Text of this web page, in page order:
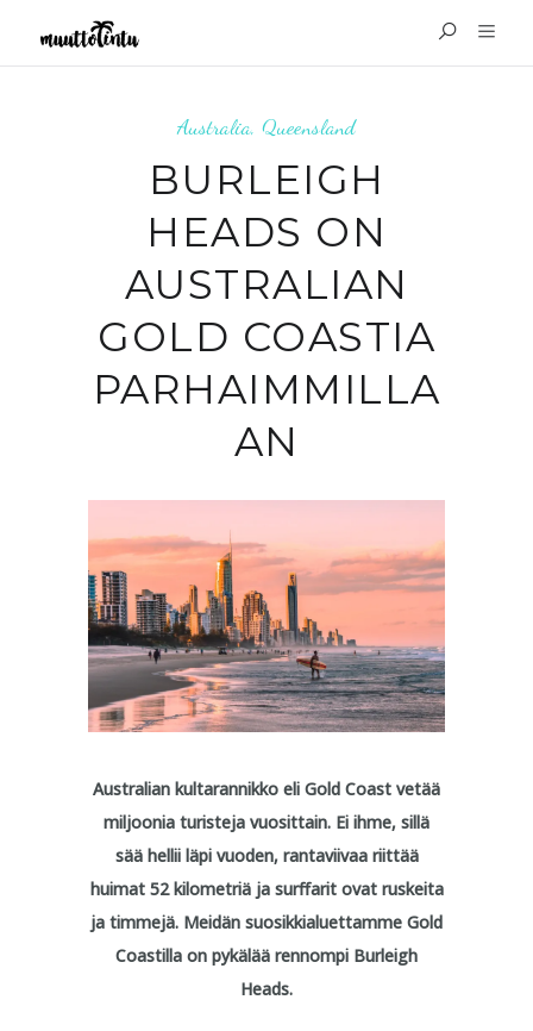
Australia, Queensland
BURLEIGH
HEADS ON
AUSTRALIAN
GOLD COASTIA
PARHAIMMILLA
AN
Australian kultarannikko eli Gold Coast vetää
miljoonia turisteja vuosittain. Ei ihme, sillä
sää hellii läpi vuoden, rantaviivaa riittää
huimat 52 kilometriä ja surffarit ovat ruskeita
ja timmejä. Meidän suosikkialuettamme Gold
Coastilla on pykälää rennompi Burleigh
Heads.